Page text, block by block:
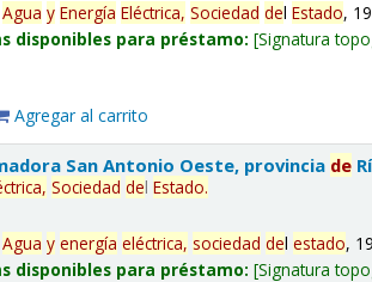
Agua y Energía Eléctrica, Sociedad delEstado,
disponibles para préstamo: Signatura
Agregar al carrito
San Antonio Oeste, provincia de
Sociedad delEstado.
Agua y energía eléctrica, sociedad delestado,
disponibles para préstamo: Signatura